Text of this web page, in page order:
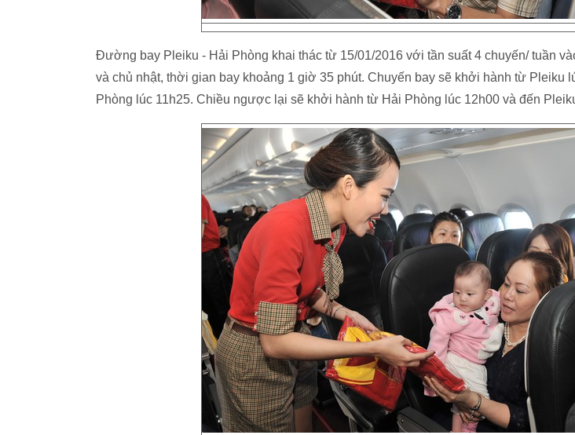
Đường bay Pleiku - Hải Phòng khai thác từ 15/01/2016 với tần suất 4 chuyến/ tuần
và chủ nhật, thời gian bay khoảng 1 giờ 35 phút. Chuyến bay sẽ khởi hành từ Pleiku
Phòng lúc 11h25. Chiều ngược lại sẽ khởi hành từ Hải Phòng lúc 12h00 và đến